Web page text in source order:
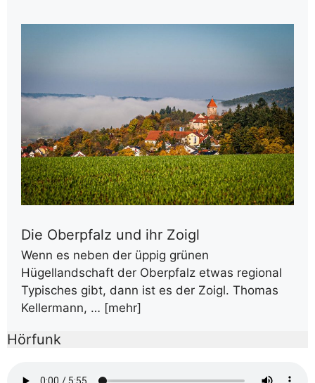
Die Oberpfalz und ihr Zoigl
Wenn es neben der üppig grünen
Hügellandschaft der Oberpfalz etwas regional
Typisches gibt, dann ist es der Zoigl. Thomas
Kellermann, … [mehr]
Hörfunk